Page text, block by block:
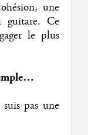
une
guitare. Ce
le plus
pas une